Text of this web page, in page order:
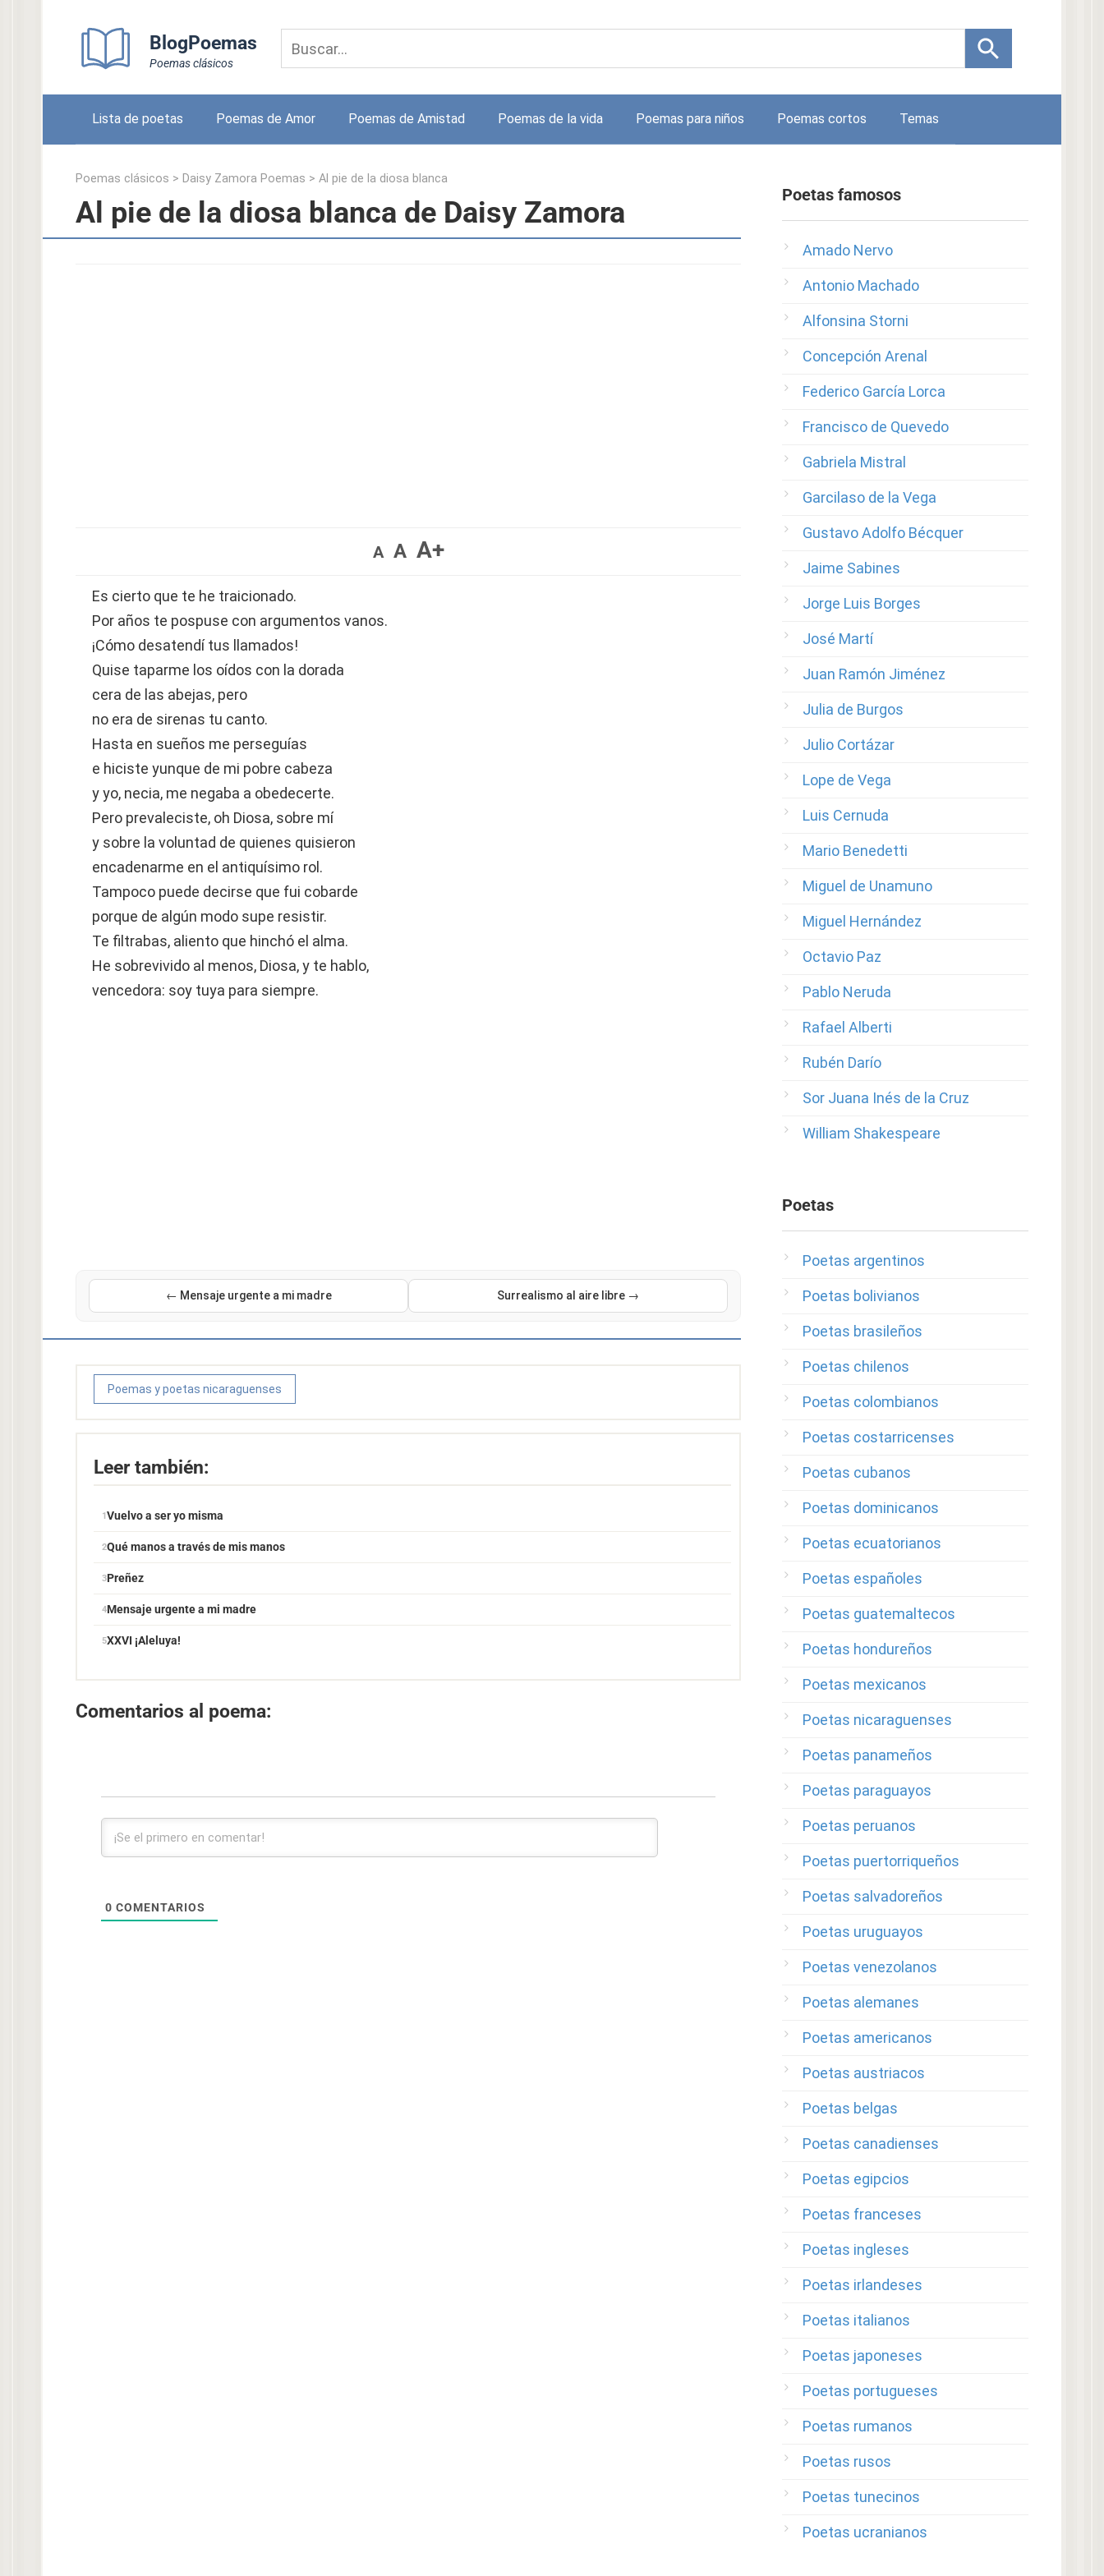
BlogPoemas
Poemas clásicos
Lista de poetas Poemas de Amor Poemas de Amistad Poemas de la vida Poemas para niños Poemas cortos Temas
Poemas clásicos > Daisy Zamora Poemas > Al pie de la diosa blanca
Al pie de la diosa blanca de Daisy Zamora
A A A+
Es cierto que te he traicionado.
Por años te pospuse con argumentos vanos.
¡Cómo desatendí tus llamados!
Quise taparme los oídos con la dorada
cera de las abejas, pero
no era de sirenas tu canto.
Hasta en sueños me perseguías
e hiciste yunque de mi pobre cabeza
y yo, necia, me negaba a obedecerte.
Pero prevaleciste, oh Diosa, sobre mí
y sobre la voluntad de quienes quisieron
encadenarme en el antiquísimo rol.
Tampoco puede decirse que fui cobarde
porque de algún modo supe resistir.
Te filtrabas, aliento que hinchó el alma.
He sobrevivido al menos, Diosa, y te hablo,
vencedora: soy tuya para siempre.
← Mensaje urgente a mi madre Surrealismo al aire libre →
Poemas y poetas nicaraguenses
Leer también:
Vuelvo a ser yo misma
Qué manos a través de mis manos
Preñez
Mensaje urgente a mi madre
XXVI ¡Aleluya!
Comentarios al poema:
0 COMENTARIOS
Poetas famosos
Amado Nervo
Antonio Machado
Alfonsina Storni
Concepción Arenal
Federico García Lorca
Francisco de Quevedo
Gabriela Mistral
Garcilaso de la Vega
Gustavo Adolfo Bécquer
Jaime Sabines
Jorge Luis Borges
José Martí
Juan Ramón Jiménez
Julia de Burgos
Julio Cortázar
Lope de Vega
Luis Cernuda
Mario Benedetti
Miguel de Unamuno
Miguel Hernández
Octavio Paz
Pablo Neruda
Rafael Alberti
Rubén Darío
Sor Juana Inés de la Cruz
William Shakespeare
Poetas
Poetas argentinos
Poetas bolivianos
Poetas brasileños
Poetas chilenos
Poetas colombianos
Poetas costarricenses
Poetas cubanos
Poetas dominicanos
Poetas ecuatorianos
Poetas españoles
Poetas guatemaltecos
Poetas hondureños
Poetas mexicanos
Poetas nicaraguenses
Poetas panameños
Poetas paraguayos
Poetas peruanos
Poetas puertorriqueños
Poetas salvadoreños
Poetas uruguayos
Poetas venezolanos
Poetas alemanes
Poetas americanos
Poetas austriacos
Poetas belgas
Poetas canadienses
Poetas egipcios
Poetas franceses
Poetas ingleses
Poetas irlandeses
Poetas italianos
Poetas japoneses
Poetas portugueses
Poetas rumanos
Poetas rusos
Poetas tunecinos
Poetas ucranianos